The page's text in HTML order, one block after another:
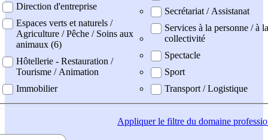
Direction d'entreprise
Espaces verts et naturels /
Agriculture / Pêche / Soins aux
animaux (6)
Hôtellerie - Restauration /
Tourisme / Animation
Immobilier
Secrétariat / Assistanat
Services à la personne / à la
collectivité
Spectacle
Sport
Transport / Logistique
Appliquerle filtre du domaine